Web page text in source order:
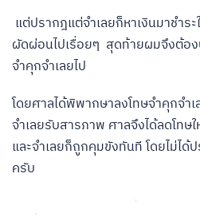
แต่ปรากฎแต่จำเลยก็หาเงินมาชำระ
ผัดผ่อนไปเรื่อยๆ สุดท้ายผมจึงต้อ
จำคุกจำเลยไป
โดยศาลได้พิพากษาลงโทษจำคุกจำเ
จำเลยรับสารภาพ ศาลจึงได้ลดโทษ
และจำเลยก็ถูกคุมขังทันที โดยไม่ไ
ครับ